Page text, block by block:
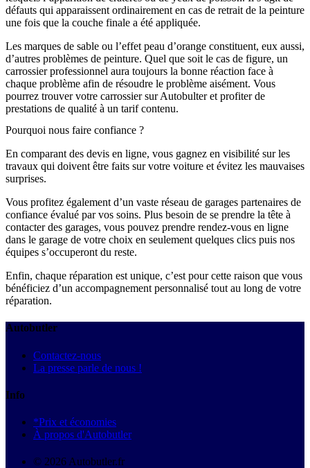
défauts qui apparaissent ordinairement en cas de retrait de la peinture
une fois que la couche finale a été appliquée.
Les marques de sable ou l’effet peau d’orange constituent, eux aussi,
d’autres problèmes de peinture. Quel que soit le cas de figure, un
carrossier professionnel aura toujours la bonne réaction face à
chaque problème afin de résoudre le problème aisément. Vous
pourrez trouver votre carrossier sur Autobulter et profiter de
prestations de qualité à un tarif contenu.
Pourquoi nous faire confiance ?
En comparant des devis en ligne, vous gagnez en visibilité sur les
travaux qui doivent être faits sur votre voiture et évitez les mauvaises
surprises.
Vous profitez également d’un vaste réseau de garages partenaires de
confiance évalué par vos soins. Plus besoin de se prendre la tête à
contacter des garages, vous pouvez prendre rendez-vous en ligne
dans le garage de votre choix en seulement quelques clics puis nos
équipes s’occuperont du reste.
Enfin, chaque réparation est unique, c’est pour cette raison que vous
bénéficiez d’un accompagnement personnalisé tout au long de votre
réparation.
Autobutler
Contactez-nous
La presse parle de nous !
Info
*Prix et économies
À propos d'Autobutler
© 2026 Autobutler.fr